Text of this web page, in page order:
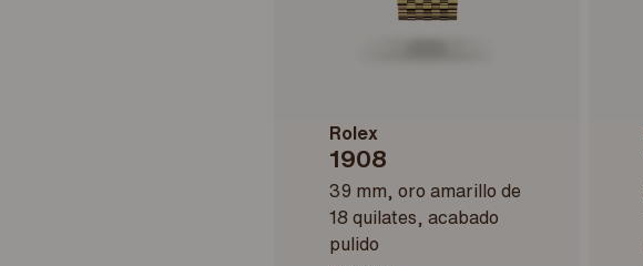
Rolex
1908
39 mm, oro amarillo de
18 quilates, acabado
pulido